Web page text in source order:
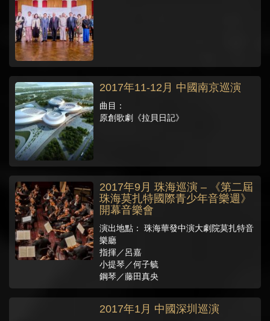
2017年11-12月 中國南京巡演
曲目：
原創歌劇《拉貝日記》
2017年9月 珠海巡演 – 《第二屆
珠海莫扎特國際青少年音樂週》
開幕音樂會
演出地點： 珠海華發中演大劇院莫扎特音
樂廳
指揮／呂嘉
小提琴／何子毓
鋼琴／藤田真央
2017年1月 中國深圳巡演